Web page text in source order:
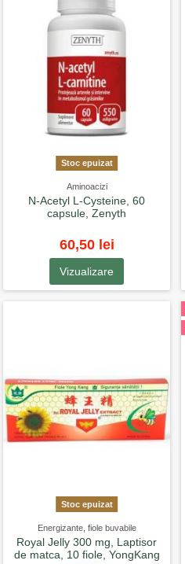
Stoc epuizat
Aminoacizi
N-Acetyl L-Cysteine, 60
capsule, Zenyth
60,50 lei
Vizualizare
Stoc epuizat
Energizante, fiole buvabile
Royal Jelly 300 mg, Laptisor
de matca, 10 fiole, YongKang